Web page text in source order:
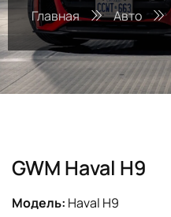
Главная Авто
GWM Haval H9
Модель: Haval H9